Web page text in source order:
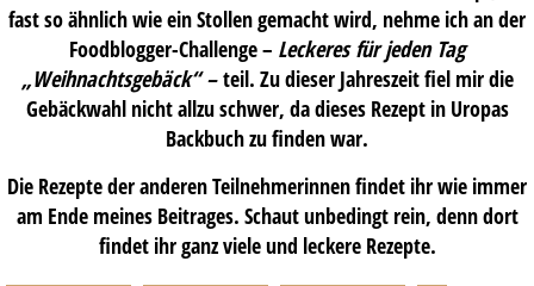
fast so ähnlich wie ein Stollen gemacht wird, nehme ich an der
Foodblogger-Challenge – Leckeres für jeden Tag
„Weihnachtsgebäck“–teil. Zu dieser Jahreszeit fiel mir die
Gebäckwahl nicht allzu schwer, da dieses Rezept in Uropas
Backbuch zu finden war.
Die Rezepte der anderen Teilnehmerinnen findet ihr wie immer
am Ende meines Beitrages. Schaut unbedingt rein, denn dort
findet ihr ganz viele und leckere Rezepte.